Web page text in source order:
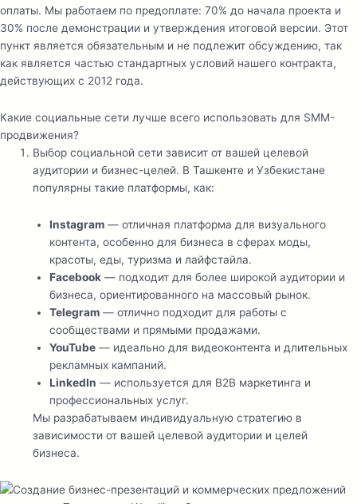
оплаты. Мы работаем по предоплате: 70% до начала проекта и
30% после демонстрации и утверждения итоговой версии. Этот
пункт является обязательным и не подлежит обсуждению, так
как является частью стандартных условий нашего контракта,
действующих с 2012 года.
Какие социальные сети лучше всего использовать для SMM-
продвижения?
Выбор социальной сети зависит от вашей целевой
аудитории и бизнес-целей. В Ташкенте и Узбекистане
популярны такие платформы, как:
Instagram— отличная платформа для визуального
контента, особенно для бизнеса в сферах моды,
красоты, еды, туризма и лайфстайла.
Facebook— подходит для более широкой аудитории и
бизнеса, ориентированного на массовый рынок.
Telegram— отлично подходит для работы с
сообществами и прямыми продажами.
YouTube— идеально для видеоконтента и длительных
рекламных кампаний.
LinkedIn — используется для B2B маркетинга и
профессиональных услуг.
Мы разрабатываем индивидуальную стратегию в
зависимости от вашей целевой аудитории и целей
бизнеса.